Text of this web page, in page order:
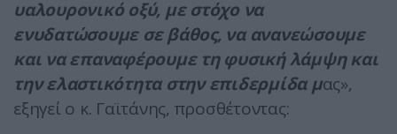
υαλουρονικό οξύ, με στόχο να
ενυδατώσουμε σε βάθος, να ανανεώσουμε
και να επαναφέρουμε τη φυσική λάμψη και
την ελαστικότητα στην επιδερμίδα μας»,
εξηγεί ο κ. Γαϊτάνης, προσθέτοντας: